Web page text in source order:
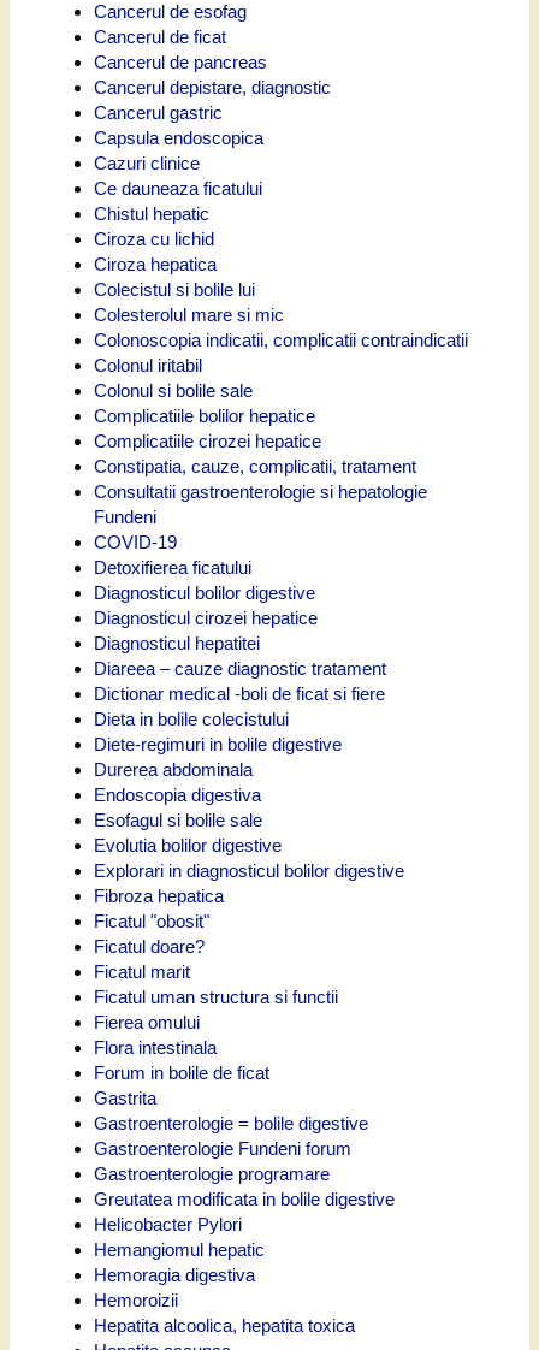
Cancerul de esofag
Cancerul de ficat
Cancerul de pancreas
Cancerul depistare, diagnostic
Cancerul gastric
Capsula endoscopica
Cazuri clinice
Ce dauneaza ficatului
Chistul hepatic
Ciroza cu lichid
Ciroza hepatica
Colecistul si bolile lui
Colesterolul mare si mic
Colonoscopia indicatii, complicatii contraindicatii
Colonul iritabil
Colonul si bolile sale
Complicatiile bolilor hepatice
Complicatiile cirozei hepatice
Constipatia, cauze, complicatii, tratament
Consultatii gastroenterologie si hepatologie
Fundeni
COVID-19
Detoxifierea ficatului
Diagnosticul bolilor digestive
Diagnosticul cirozei hepatice
Diagnosticul hepatitei
Diareea – cauze diagnostic tratament
Dictionar medical -boli de ficat si fiere
Dieta in bolile colecistului
Diete-regimuri in bolile digestive
Durerea abdominala
Endoscopia digestiva
Esofagul si bolile sale
Evolutia bolilor digestive
Explorari in diagnosticul bolilor digestive
Fibroza hepatica
Ficatul "obosit"
Ficatul doare?
Ficatul marit
Ficatul uman structura si functii
Fierea omului
Flora intestinala
Forum in bolile de ficat
Gastrita
Gastroenterologie = bolile digestive
Gastroenterologie Fundeni forum
Gastroenterologie programare
Greutatea modificata in bolile digestive
Helicobacter Pylori
Hemangiomul hepatic
Hemoragia digestiva
Hemoroizii
Hepatita alcoolica, hepatita toxica